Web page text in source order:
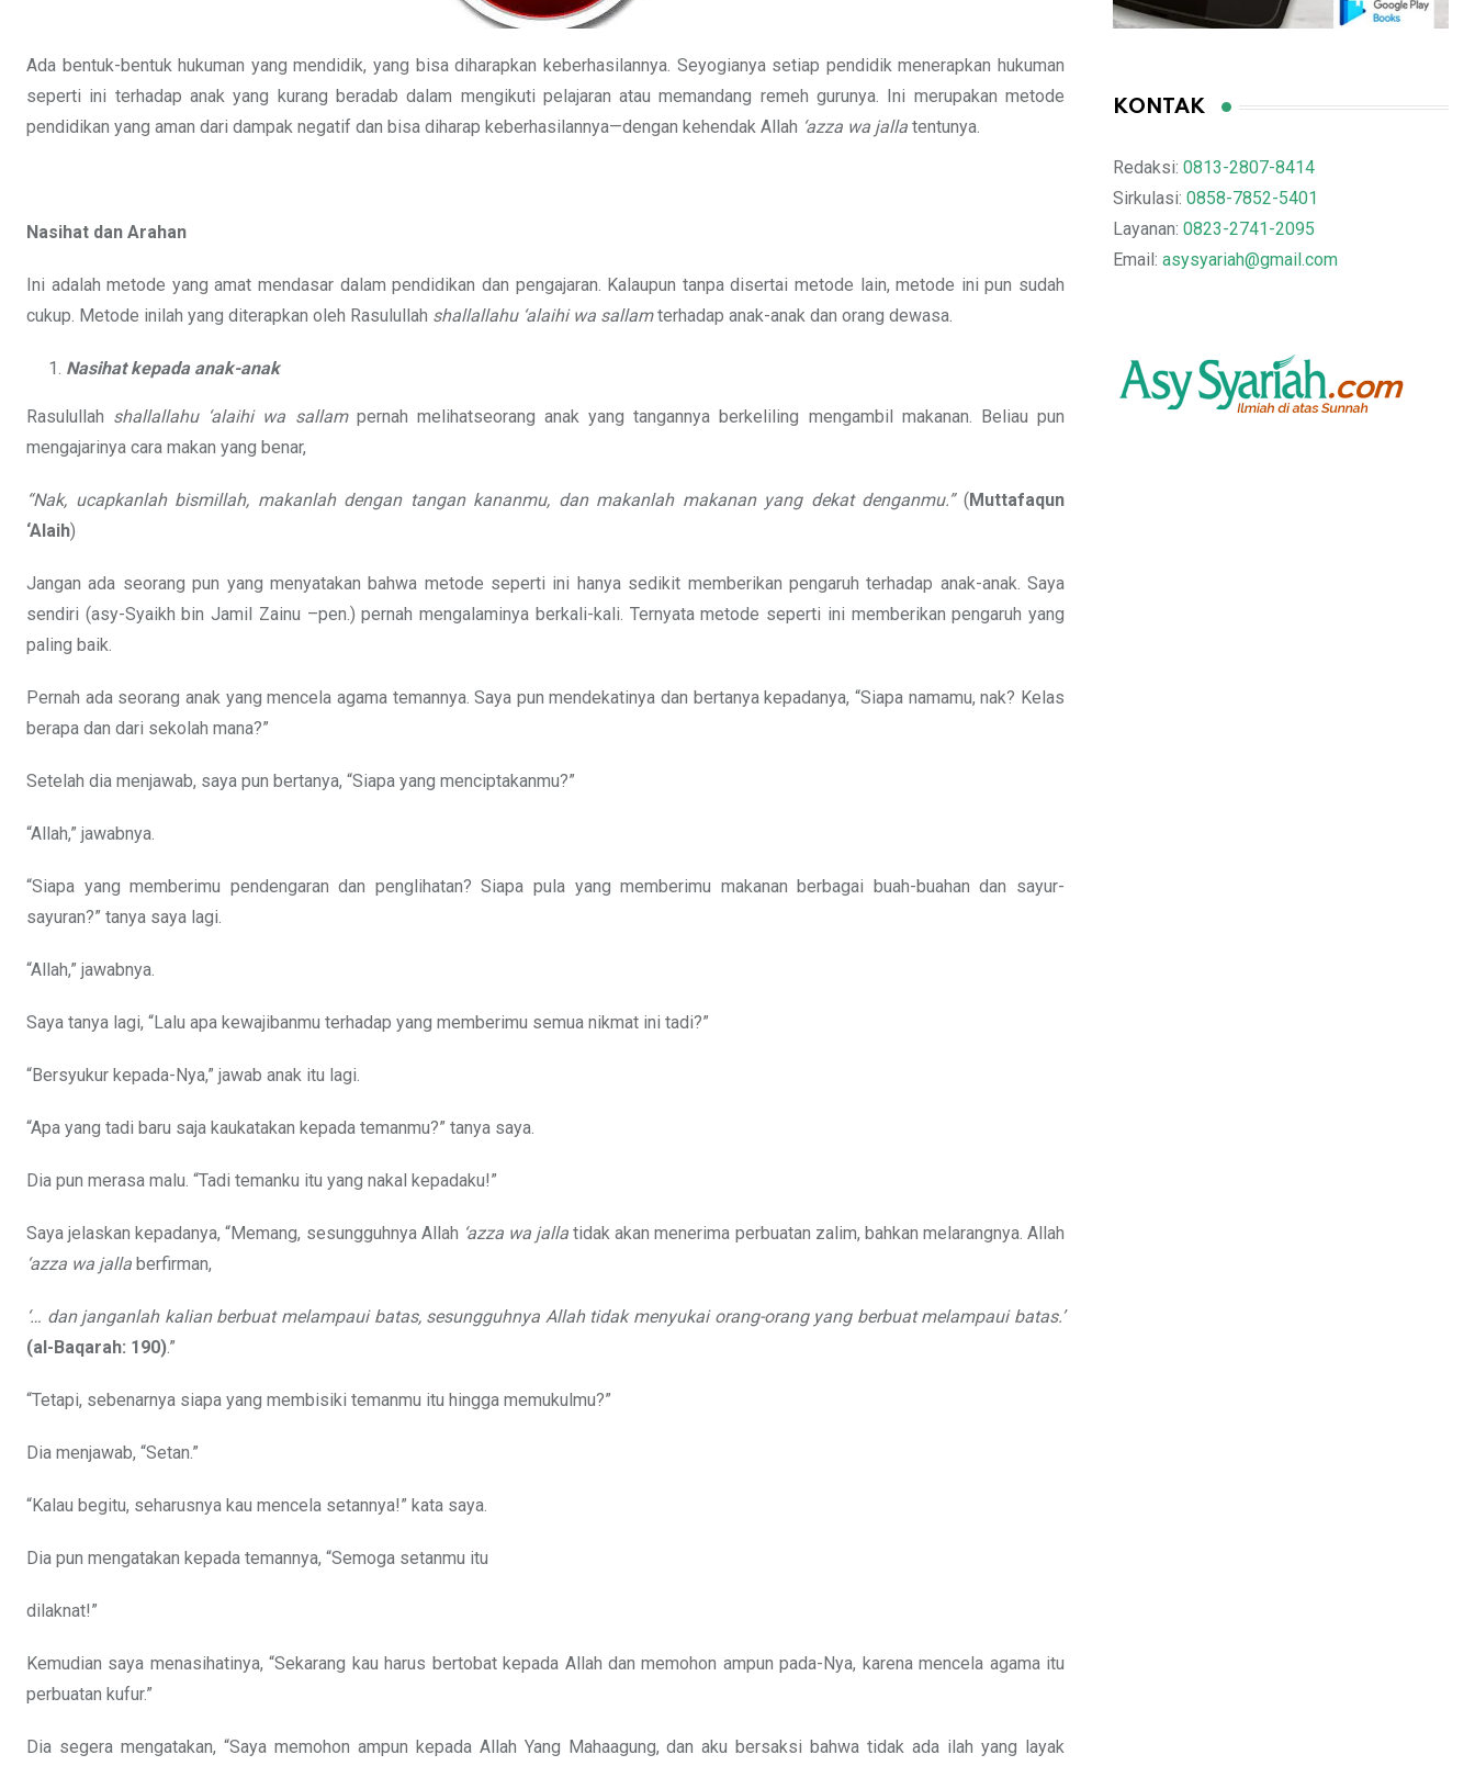
Ada bentuk-bentuk hukuman yang mendidik, yang bisa diharapkan keberhasilannya. Seyogianya setiap pendidik menerapkan hukuman
seperti ini terhadap anak yang kurang beradab dalam mengikuti pelajaran atau memandang remeh gurunya. Ini merupakan metode
pendidikan yang aman dari dampak negatif dan bisa diharap keberhasilannya—dengan kehendak Allah ‘azza wa jalla tentunya.
Nasihat dan Arahan
Ini adalah metode yang amat mendasar dalam pendidikan dan pengajaran. Kalaupun tanpa disertai metode lain, metode ini pun sudah
cukup. Metode inilah yang diterapkan oleh Rasulullah shallallahu ‘alaihi wa sallamterhadap anak-anak dan orang dewasa.
Nasihat kepada anak-anak
Rasulullah shallallahu ‘alaihi wa sallampernah melihatseorang anak yang tangannya berkeliling mengambil makanan. Beliau pun
mengajarinya cara makan yang benar,
“Nak, ucapkanlah bismillah, makanlah dengan tangan kananmu, dan makanlah makanan yang dekat denganmu.” ( Muttafaqun
‘Alaih)
Jangan ada seorang pun yang menyatakan bahwa metode seperti ini hanya sedikit memberikan pengaruh terhadap anak-anak. Saya
sendiri (asy-Syaikh bin Jamil Zainu –pen.) pernah mengalaminya berkali-kali. Ternyata metode seperti ini memberikan pengaruh yang
paling baik.
Pernah ada seorang anak yang mencela agama temannya. Saya pun mendekatinya dan bertanya kepadanya, “Siapa namamu, nak? Kelas
berapa dan dari sekolah mana?”
Setelah dia menjawab, saya pun bertanya, “Siapa yang menciptakanmu?”
“Allah,” jawabnya.
“Siapa yang memberimu pendengaran dan penglihatan? Siapa pula yang memberimu makanan berbagai buah-buahan dan sayur-
sayuran?” tanya saya lagi.
“Allah,” jawabnya.
Saya tanya lagi, “Lalu apa kewajibanmu terhadap yang memberimu semua nikmat ini tadi?”
“Bersyukur kepada-Nya,” jawab anak itu lagi.
“Apa yang tadi baru saja kaukatakan kepada temanmu?” tanya saya.
Dia pun merasa malu. “Tadi temanku itu yang nakal kepadaku!”
Saya jelaskan kepadanya, “Memang, sesungguhnya Allah ‘azza wa jalla tidak akan menerima perbuatan zalim, bahkan melarangnya. Allah
‘azza wa jalla berfirman,
‘… dan janganlah kalian berbuat melampaui batas, sesungguhnya Allah tidak menyukai orang-orang yang berbuat melampaui batas.’
(al-Baqarah: 190).”
“Tetapi, sebenarnya siapa yang membisiki temanmu itu hingga memukulmu?”
Dia menjawab, “Setan.”
“Kalau begitu, seharusnya kau mencela setannya!” kata saya.
Dia pun mengatakan kepada temannya, “Semoga setanmu itu
dilaknat!”
Kemudian saya menasihatinya, “Sekarang kau harus bertobat kepada Allah dan memohon ampun pada-Nya, karena mencela agama itu
perbuatan kufur.”
Dia segera mengatakan, “Saya memohon ampun kepada Allah Yang Mahaagung, dan aku bersaksi bahwa tidak ada ilah yang layak
KONTAK
Redaksi: 0813-2807-8414
Sirkulasi: 0858-7852-5401
Layanan: 0823-2741-2095
Email: asysyariah@gmail.com